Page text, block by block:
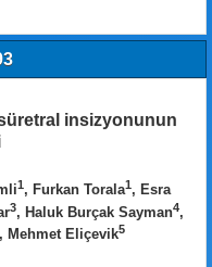
insizyonunun
1, Furkan Torala1, Esra
3, Haluk Burçak Sayman4,
Mehmet Eliçevik5